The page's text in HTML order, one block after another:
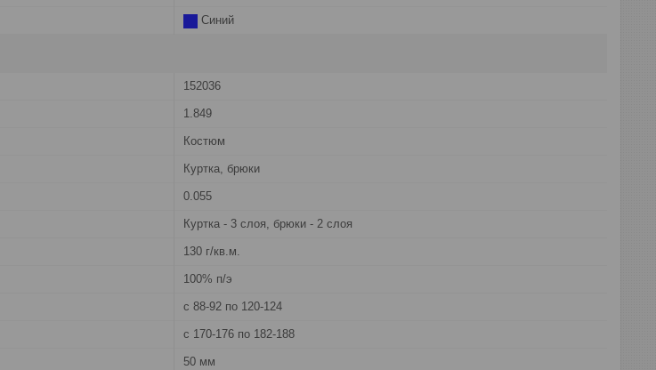
Синий
152036
1.849
Костюм
Куртка, брюки
0.055
Куртка - 3 слоя, брюки - 2 слоя
130 г/кв.м.
100% п/э
с 88-92 по 120-124
с 170-176 по 182-188
50 мм